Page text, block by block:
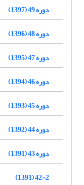
دوره 49 (1397)
دوره 48 (1396)
دوره 47 (1395)
دوره 46 (1394)
دوره 45 (1393)
دوره 44 (1392)
دوره 43 (1391)
42-2 (1391)